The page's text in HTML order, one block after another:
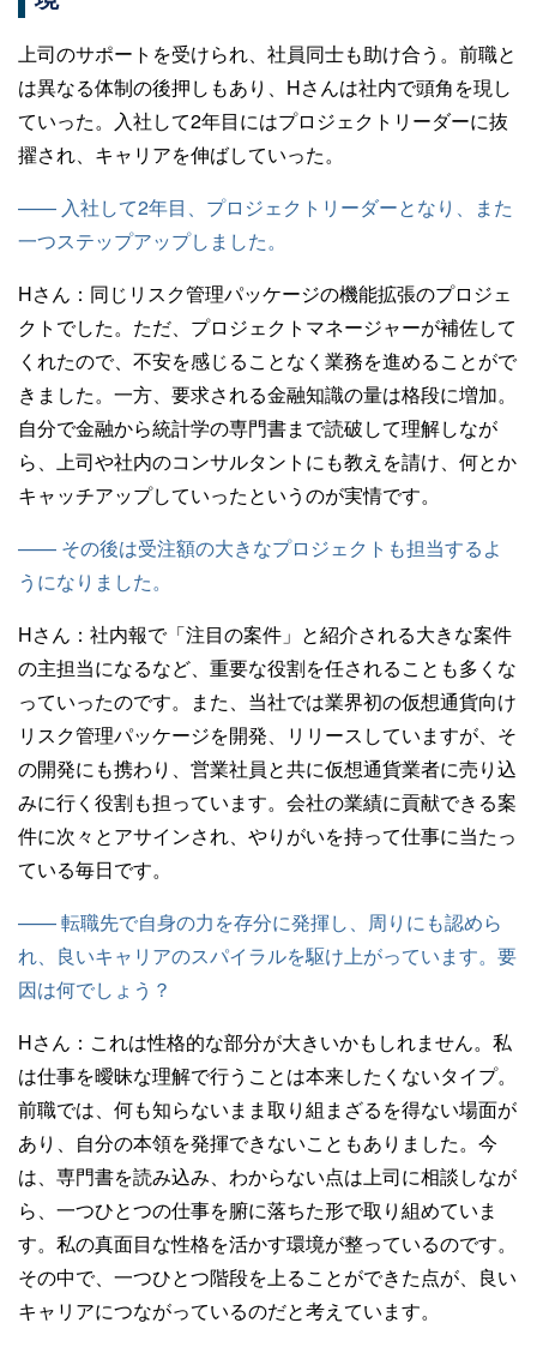
上司のサポートを受けられ、社員同士も助け合う。前職と
は異なる体制の後押しもあり、Hさんは社内で頭角を現し
ていった。入社して2年目にはプロジェクトリーダーに抜
擢され、キャリアを伸ばしていった。
—— 入社して2年目、プロジェクトリーダーとなり、また
一つステップアップしました。
Hさん： 同じリスク管理パッケージの機能拡張のプロジェ
クトでした。ただ、プロジェクトマネージャーが補佐して
くれたので、不安を感じることなく業務を進めることがで
きました。一方、要求される金融知識の量は格段に増加。
自分で金融から統計学の専門書まで読破して理解しなが
ら、上司や社内のコンサルタントにも教えを請け、何とか
キャッチアップしていったというのが実情です。
—— その後は受注額の大きなプロジェクトも担当するよ
うになりました。
Hさん： 社内報で「注目の案件」と紹介される大きな案件
の主担当になるなど、重要な役割を任されることも多くな
っていったのです。また、当社では業界初の仮想通貨向け
リスク管理パッケージを開発、リリースしていますが、そ
の開発にも携わり、営業社員と共に仮想通貨業者に売り込
みに行く役割も担っています。会社の業績に貢献できる案
件に次々とアサインされ、やりがいを持って仕事に当たっ
ている毎日です。
—— 転職先で自身の力を存分に発揮し、周りにも認めら
れ、良いキャリアのスパイラルを駆け上がっています。要
因は何でしょう？
Hさん： これは性格的な部分が大きいかもしれません。私
は仕事を曖昧な理解で行うことは本来したくないタイプ。
前職では、何も知らないまま取り組まざるを得ない場面が
あり、自分の本領を発揮できないこともありました。今
は、専門書を読み込み、わからない点は上司に相談しなが
ら、一つひとつの仕事を腑に落ちた形で取り組めていま
す。私の真面目な性格を活かす環境が整っているのです。
その中で、一つひとつ階段を上ることができた点が、良い
キャリアにつながっているのだと考えています。